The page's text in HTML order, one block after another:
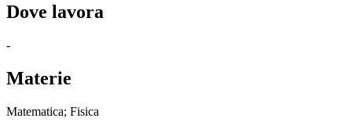
Dove lavora
-
Materie
Matematica; Fisica